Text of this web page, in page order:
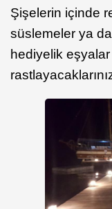
Şişelerin içinde
süslemeler ya da
hediyelik eşyalar